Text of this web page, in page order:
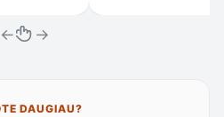
← →
DAUGIAU?